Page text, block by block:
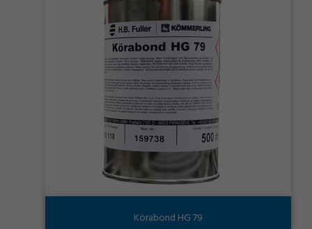
Körabond HG 79